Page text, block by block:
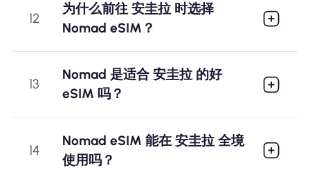
12
为什么前往 安圭拉 时选择
Nomad eSIM？
13
Nomad 是适合 安圭拉 的好
eSIM 吗？
14
Nomad eSIM 能在 安圭拉 全境
使用吗？